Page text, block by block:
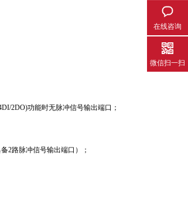
2DO)功能时无脉冲信号输出端口；
2路脉冲信号输出端口）；
在线咨询
微信扫一扫